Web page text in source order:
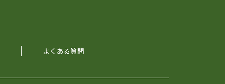
よくある質問